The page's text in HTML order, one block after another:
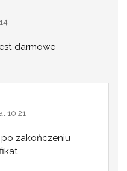
darmowe
10:21
zakończeniu